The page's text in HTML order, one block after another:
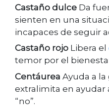
Castaño dulce Da
sienten en una
incapaces de seguir
Castaño rojo Libera el
temor por el
Centáurea Ayuda a
extralimita en ayudar
“no”.